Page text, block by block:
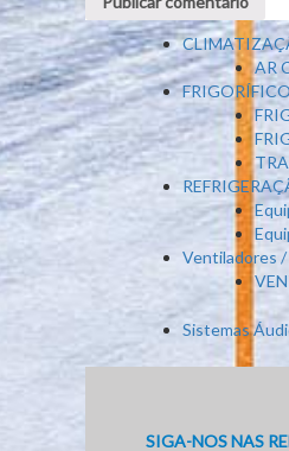
AR
Ventiladores
Sistemas
SIGA-NOS NAS